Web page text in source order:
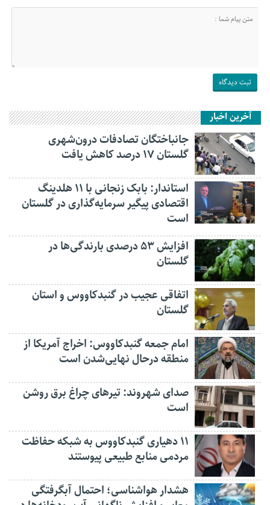
آخرین اخبار
جانباختگان تصادفات درون‌شهری
گلستان ۱۷ درصد کاهش یافت
استاندار: بابک زنجانی با ۱۱ هلدینگ
اقتصادی پیگیر سرمایه‌گذاری در گلستان
است
افزایش ۵۳ درصدی بارندگی‌ها در
گلستان
اتفاقی عجیب در‌ گنبدکاووس و استان
گلستان
امام جمعه گنبدکاووس: اخراج آمریکا از
منطقه درحال نهایی‌شدن است
صدای شهروند: تیرهای چراغ برق روشن
است
۱۱ دهیاری گنبدکاووس به شبکه حفاظت
مردمی منابع طبیعی پیوستند
هشدار هواشناسی؛ احتمال آبگرفتگی